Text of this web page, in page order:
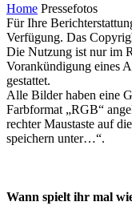
Home Pressefotos
Für Ihre
Verfügung. Das
Die Nutzung ist nur im
Vorankündigung eines
gestattet.
Alle Bilder haben eine
Farbformat „RGB“
rechter Maustaste auf
speichern unter…“.
Wann spielt ihr mal